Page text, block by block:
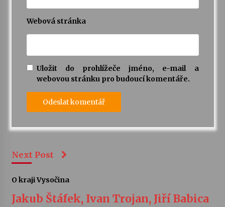
Webová stránka
Uložit do prohlížeče jméno, e-mail a
webovou stránku pro budoucí komentáře.
Next Post
O kraji Vysočina
Jakub Štáfek, Ivan Trojan, Jiří Babica